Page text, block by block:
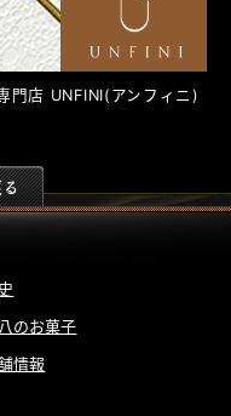
門店 UNFINI(アンフィニ)
のお菓子
情報